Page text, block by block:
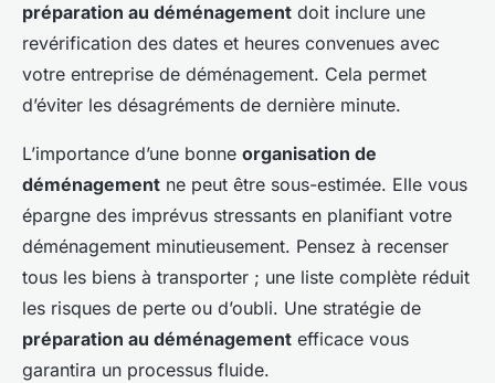
préparation au déménagement doit inclure une
revérification des dates et heures convenues avec
votre entreprise de déménagement. Cela permet
d’éviter les désagréments de dernière minute.
L’importance d’une bonne organisation de
déménagement ne peut être sous-estimée. Elle vous
épargne des imprévus stressants en planifiant votre
déménagement minutieusement. Pensez à recenser
tous les biens à transporter ; une liste complète réduit
les risques de perte ou d’oubli. Une stratégie de
préparation au déménagement efficace vous
garantira un processus fluide.